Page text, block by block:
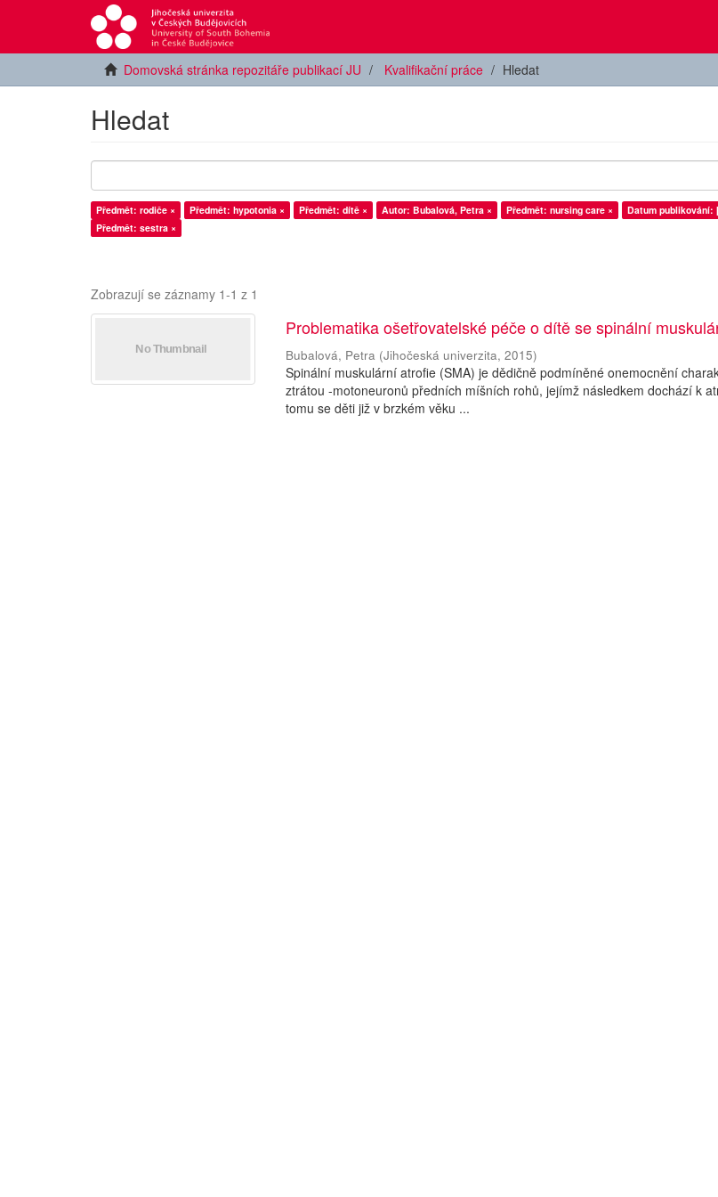
Domovská stránka repozitáře publikací JU Kvalifikační práce Hledat
Hledat
Předmět: rodiče × Předmět: hypotonia × Předmět: dítě × Autor: Bubalová, Petra × Předmět: nursing care ×
Datum publikování:
Předmět: sestra ×
Zobrazují se záznamy 1-1 z 1
Problematika ošetřovatelské péče o dítě se spinální
Bubalová, Petra (Jihočeská univerzita,2015)
Spinální muskulární atrofie (SMA) je dědičně podmíněné onemocnění
ztrátou -motoneuronů předních míšních rohů, jejímž následkem dochází k
tomu se děti již v brzkém věku ...